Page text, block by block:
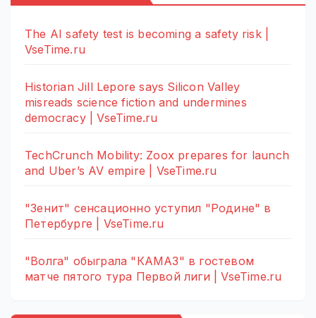
The AI safety test is becoming a safety risk |
VseTime.ru
Historian Jill Lepore says Silicon Valley
misreads science fiction and undermines
democracy | VseTime.ru
TechCrunch Mobility: Zoox prepares for launch
and Uber’s AV empire | VseTime.ru
"Зенит" сенсационно уступил "Родине" в
Петербурге | VseTime.ru
"Волга" обыграла "КАМАЗ" в гостевом
матче пятого тура Первой лиги | VseTime.ru